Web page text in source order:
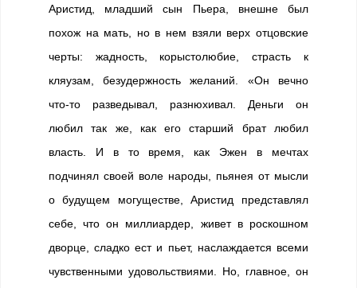
Аристид, младший сын Пьера, внешне был
похож на мать, но в нем взяли верх отцовские
черты: жадность, корыстолюбие, страсть к
кляузам, безудержность желаний. «Он вечно
что-то разведывал, разнюхивал. Деньги он
любил так же, как его старший брат любил
власть. И в то время, как Эжен в мечтах
подчинял своей воле народы, пьянея от мысли
о будущем могуществе, Аристид представлял
себе, что он миллиардер, живет в роскошном
дворце, сладко ест и пьет, наслаждается всеми
чувственными удовольствиями. Но, главное, он